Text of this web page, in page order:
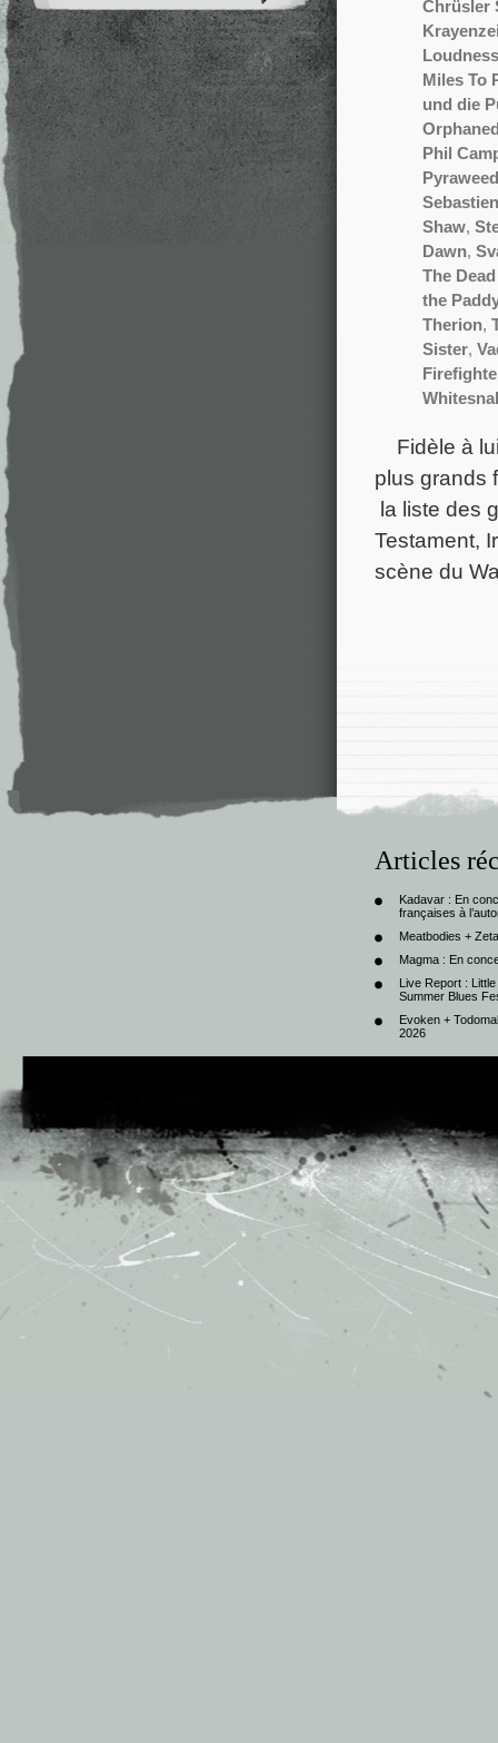
Chrüsler
Loudness
Miles To
und die
Phil
Pyraweed
Sebastien
Shaw,
Dawn,
The
the
Therion,
Sister,
Fidèle à lui
plus grands
la liste des
Testament,
scène du
Articles
Kadavar : En
françaises à
Meatbodies +
Magma : En
Live Report :
Summer Blues
Evoken +
2026